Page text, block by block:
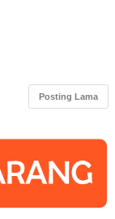
Posting Lama